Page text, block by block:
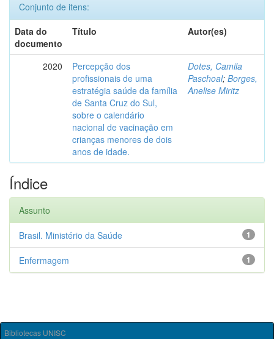
Conjunto de itens:
Data do
documento
Título Autor(es)
2020
Percepção dos
profissionais de uma
estratégia saúde da família
de Santa Cruz do Sul,
sobre o calendário
nacional de vacinação em
crianças menores de dois
anos de idade.
Dotes, Camila
Paschoal; Borges,
Anelise Miritz
Índice
Assunto
1
Brasil. Ministério da Saúde
1
Enfermagem
Bibliotecas UNISC